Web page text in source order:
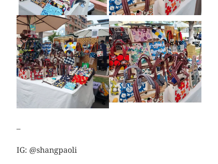
–
IG: @shangpaoli